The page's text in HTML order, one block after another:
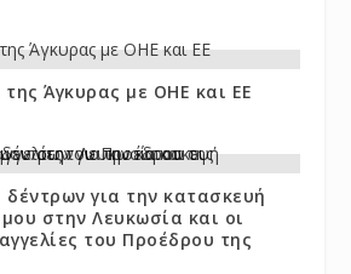
Άγκυρας με ΟΗΕ και ΕΕ
για την κατασκευή
στην Λευκωσία και οι
του Προέδρου της